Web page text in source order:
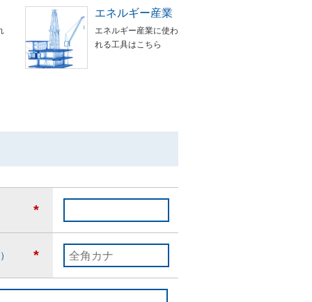
エネルギー産業
エネルギー産業に使わ
れる工具はこちら
*
*